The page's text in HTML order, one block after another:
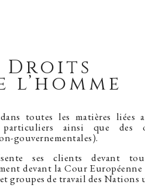
Droits
l’homme
toutes les matières liées
ainsi que des
gouvernementales).
ses clients devant
devant la Cour Européenne
groupes de travail des Nations